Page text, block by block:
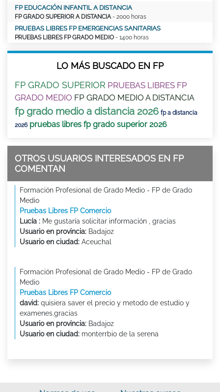
FP EDUCACIÓN INFANTIL A DISTANCIA
FP GRADO SUPERIOR A DISTANCIA - 2000 horas
PRUEBAS LIBRES FP EMERGENCIAS SANITARIAS
PRUEBAS LIBRES FP GRADO MEDIO - 1400 horas
LO MÁS BUSCADO EN FP
FP GRADO SUPERIOR PRUEBAS LIBRES FP
GRADO MEDIO FP GRADO MEDIO A DISTANCIA
fp grado medio a distancia 2026 fp a distancia
2026 pruebas libres fp grado superior 2026
OTROS USUARIOS INTERESADOS EN FP
COMENTAN
Formación Profesional de Grado Medio - FP de Grado
Medio
Pruebas Libres FP Comercio
Lucía : Me gustaría solicitar información , gracias
Usuario en provincia: Badajoz
Usuario en ciudad: Aceuchal
Formación Profesional de Grado Medio - FP de Grado
Medio
Pruebas Libres FP Comercio
david: quisiera saver el precio y metodo de estudio y
examenes.gracias
Usuario en provincia: Badajoz
Usuario en ciudad: monterrbio de la serena